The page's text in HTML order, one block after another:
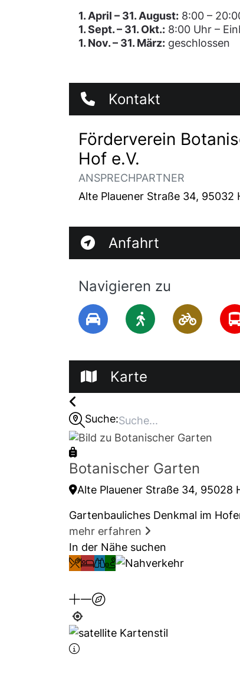
1. April – 31. August: 8:00 –
1. Sept. – 31. Okt.: 8:00 Uhr –
1. Nov. – 31. März: geschlossen
Kontakt
Förderverein
Hof e.V.
ANSPRECHPARTNER
Alte Plauener Straße 34, 95032
Anfahrt
Navigieren zu
Karte
Suche:
Botanischer Garten
Alte Plauener Straße 34, 95028
Gartenbauliches Denkmal im
mehr erfahren
In der Nähe suchen